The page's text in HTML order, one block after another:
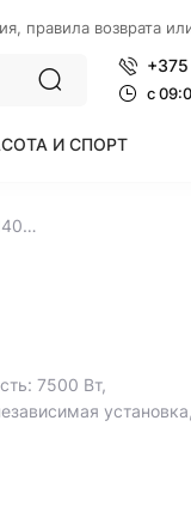
правила возврата
c
И СПОРТ
Варочная панель Simfer H60N40B416
7500 Вт,
установка,